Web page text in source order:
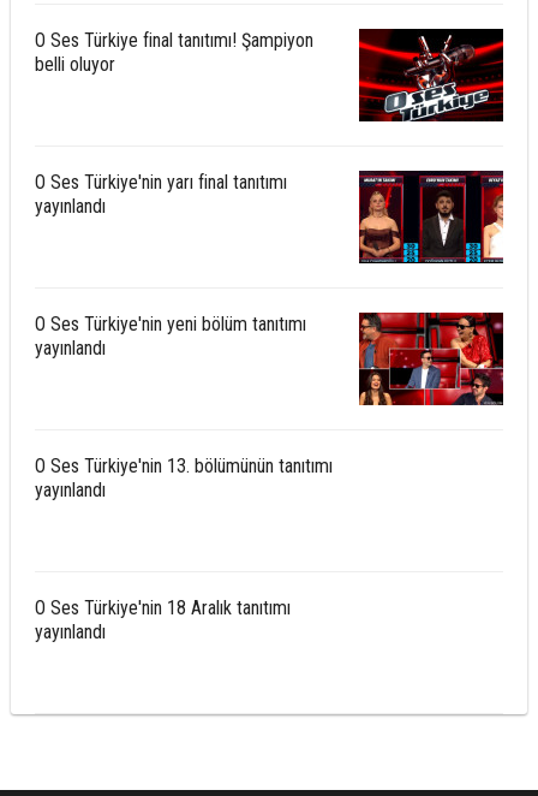
O Ses Türkiye final tanıtımı! Şampiyon
belli oluyor
O Ses Türkiye'nin yarı final tanıtımı
yayınlandı
O Ses Türkiye'nin yeni bölüm tanıtımı
yayınlandı
O Ses Türkiye'nin 13. bölümünün tanıtımı
yayınlandı
O Ses Türkiye'nin 18 Aralık tanıtımı
yayınlandı